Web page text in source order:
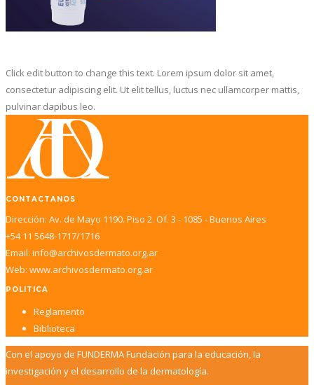
Click edit button to change this text. Lorem ipsum dolor sit amet,
consectetur adipiscing elit. Ut elit tellus, luctus nec ullamcorper mattis,
pulvinar dapibus leo.
CONTACTANOS
Dirección: Av. de Mayo 1190. Piso 2. Of. 3 - 1085 - Buenos Aires
+54 11 5648-1717/1716
Email: info@archivosdermato.org.ar
Web: www.archivosdermato.org.ar
POLITICA
Reglamento
Biblioteca
Con el apoyo de FUNDERMA Fundación para la educación, la
investigación y el desarrollo de la dermatología.